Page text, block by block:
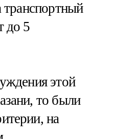
транспортный
до 5
этой
то были
на